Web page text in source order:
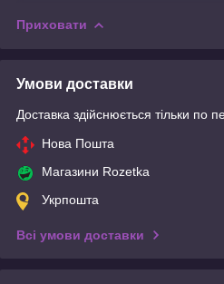
Приховати
Умови доставки
Доставка здійснюється тільки по
Нова Пошта
Магазини Rozetka
Укрпошта
Всі умови доставки